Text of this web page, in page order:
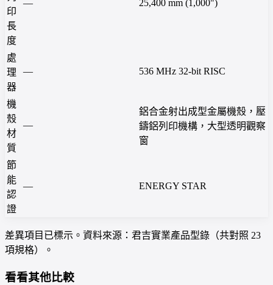
印
長
度
— 25,400 mm (1,000")
處
理
器
— 536 MHz 32-bit RISC
機
殼
材
質
—
鋁合金射出成型金屬機殼，壓
鑄鋁列印機構，大型透明觀察
窗
節
能
認
證
— ENERGY STAR
差異項目已標示。資料來源：君吉實業產品型錄（共對照 23
項規格）。
看看其他比較